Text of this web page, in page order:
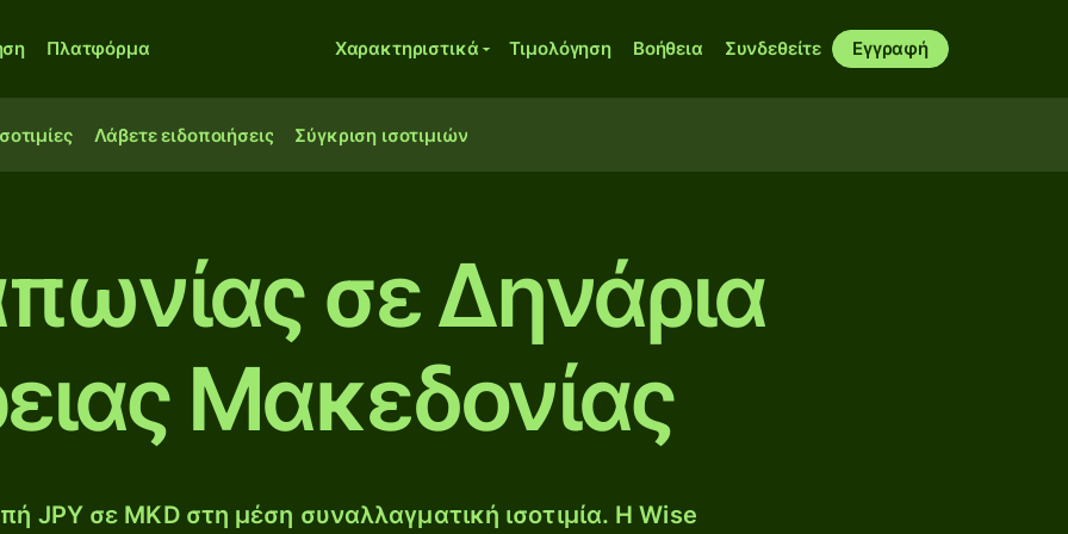
Πλατφόρμα Χαρακτηριστικά Τιμολόγηση Βοήθεια Συνδεθείτε Εγγραφή
Λάβετε ειδοποιήσεις Σύγκριση ισοτιμιών
σε Δηνάρια
Μακεδονίας
JPY σε MKD στη μέση συναλλαγματική ισοτιμία. Η Wise